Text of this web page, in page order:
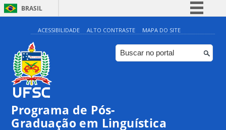
BRASIL
Simplifique!
Comunica BR
Participe
ACESSIBILIDADE ALTO CONTRASTE MAPA DO SITE
Programa de Pós-
Graduação em Linguística